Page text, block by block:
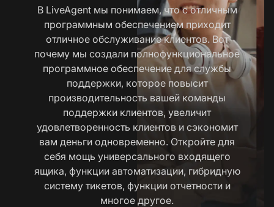
В LiveAgent мы понимаем, что с отличным
программным обеспечением приходит
отличное обслуживание клиентов. Вот
почему мы создали полнофункциональное
программное обеспечение для службы
поддержки, которое повысит
производительность вашей команды
поддержки клиентов, увеличит
удовлетворенность клиентов и сэкономит
вам деньги одновременно. Откройте для
себя мощь универсального входящего
ящика, функции автоматизации, гибридную
систему тикетов, функции отчетности и
многое другое.